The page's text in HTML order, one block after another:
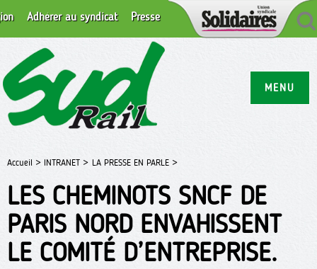
MENU
Adhérer au syndicat Presse
Accueil > INTRANET > LA PRESSE EN PARLE >
LES CHEMINOTS SNCF DE
PARIS NORD ENVAHISSENT
LE COMITÉ D’ENTREPRISE.